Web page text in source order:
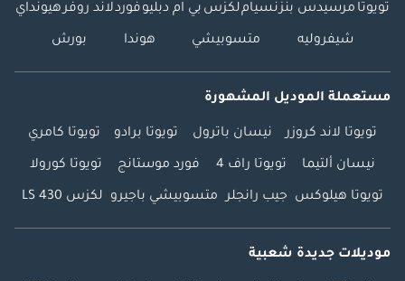
تويوتا مرسيدس بنزنسياملكزس بي ام دبليوفوردلاند روفرهيونداي
شيفروليه متسوبيشي هوندا بورش
مستعملة الموديل المشهورة
تويوتا لاند كروزر نيسان باترول تويوتا برادو تويوتا كامري
نيسان ألتيما تويوتا راف 4 فورد موستانج تويوتا كورولا
تويوتا هيلوكس جيب رانجلر متسوبيشي باجيرو لكزس LS 430
موديلات جديدة شعبية